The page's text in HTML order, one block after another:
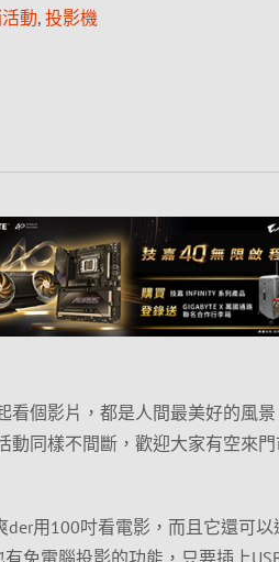
動, 投影機
看個影片，都是人間最美好的風
動同樣不間斷，歡迎大家有空來
der用100吋看電影，而且它還可以
免電腦投影的功能，只要插上